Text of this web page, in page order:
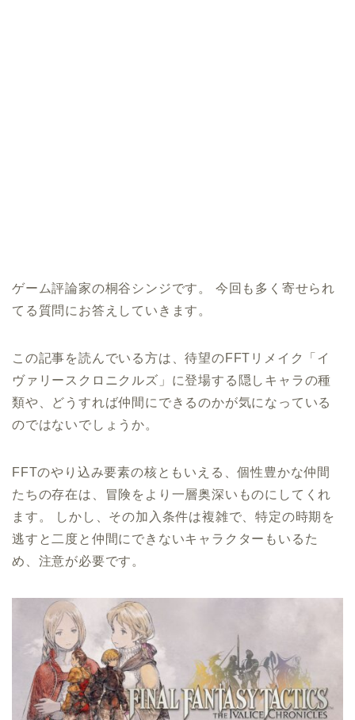
ゲーム評論家の桐谷シンジです。 今回も多く寄せられ
てる質問にお答えしていきます。
この記事を読んでいる方は、待望のFFTリメイク「イ
ヴァリースクロニクルズ」に登場する隠しキャラの種
類や、どうすれば仲間にできるのかが気になっている
のではないでしょうか。
FFTのやり込み要素の核ともいえる、個性豊かな仲間
たちの存在は、冒険をより一層奥深いものにしてくれ
ます。 しかし、その加入条件は複雑で、特定の時期を
逃すと二度と仲間にできないキャラクターもいるた
め、注意が必要です。